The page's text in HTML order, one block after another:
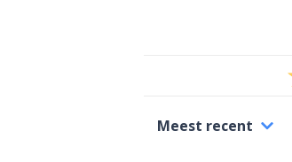
Meest recent